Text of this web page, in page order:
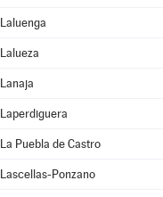
Laluenga
Lalueza
Lanaja
Laperdiguera
La Puebla de Castro
Lascellas-Ponzano